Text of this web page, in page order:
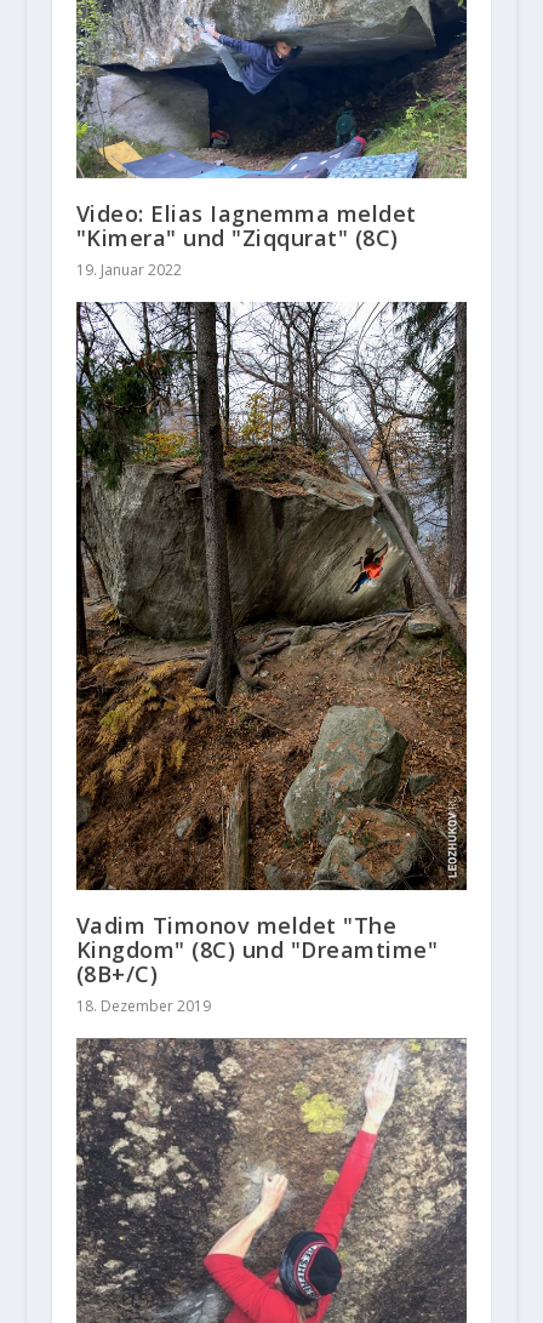
Video: Elias Iagnemma meldet
"Kimera" und "Ziqqurat" (8C)
19. Januar 2022
Vadim Timonov meldet "The
Kingdom" (8C) und "Dreamtime"
(8B+/C)
18. Dezember 2019